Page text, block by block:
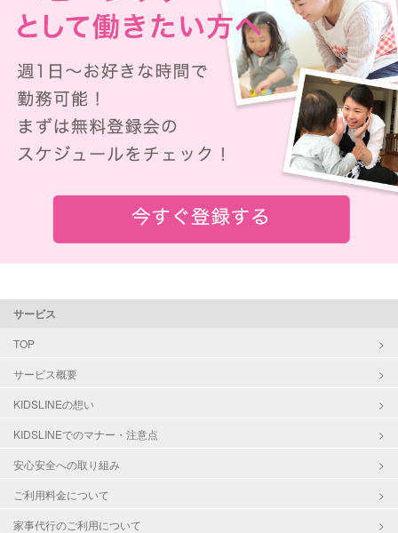
サービス
TOP
サービス概要
KIDSLINEの想い
KIDSLINEでのマナー・注意点
安心安全への取り組み
ご利用料金について
家事代行のご利用について